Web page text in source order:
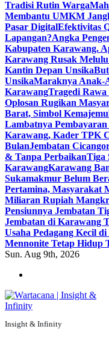
Tradisi Rutin Warga
Membantu UMKM
Pasar DigitalEfektivitas
Lapangan?Angka
Kabupaten Karawang.
Karawang Rusak
Kantin Depan Unsika
UnsikaMaraknya Anak-
KarawangTragedi
Oplosan Rugikan
Barat, Simbol
Lambatnya
Karawang, Kader TPK
BulanJembatan
& Tanpa PerbaikanTiga
KarawangKarawang
Sukamakmur Belum
Pertamina, Masyarakat
Miliaran Rupiah
Pensiunnya Jembatan
Jembatan di Karawang
Usaha Pedagang Kecil di
Mennonite Tetap Hidup
Sun. Aug 9th, 2026
Insight & Infinity